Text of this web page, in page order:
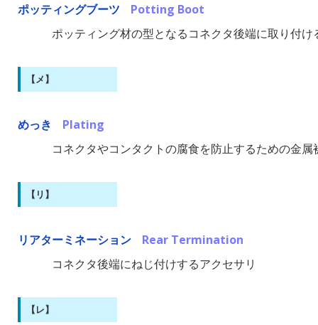
ポッティングブーツ
Potting Boot
ポッティング材の型となるコネクタ後端に取り付け
【メ】
めっき
Plating
コネクタやコンタクトの腐食を防止するための金属
【リ】
リアターミネーション
Rear Termination
コネクタ後端にねじ付けするアクセサリ
【レ】